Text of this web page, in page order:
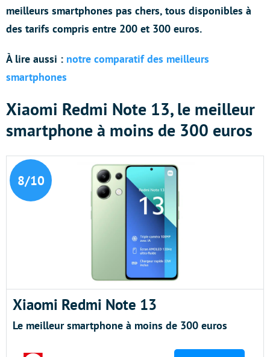
meilleurs smartphones pas chers, tous disponibles à
des tarifs compris entre 200 et 300 euros.
À lire aussi : notre comparatif des meilleurs
smartphones
Xiaomi Redmi Note 13, le meilleur
smartphone à moins de 300 euros
8/10
Xiaomi Redmi Note 13
Le meilleur smartphone à moins de 300 euros